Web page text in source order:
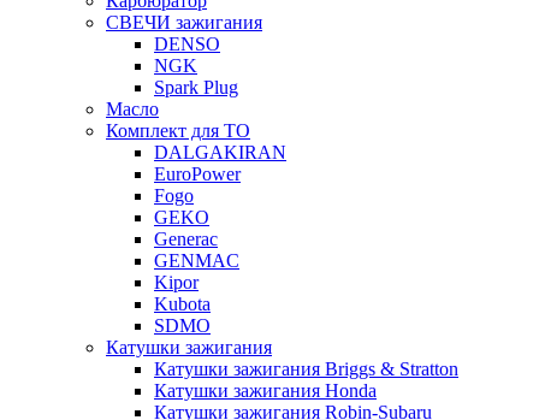
СВЕЧИ зажигания
DENSO
NGK
Spark Plug
Масло
Комплект для ТО
DALGAKIRAN
EuroPower
Fogo
GEKO
Generac
GENMAC
Kipor
Kubota
SDMO
Катушки зажигания
Катушки зажигания Briggs & Stratton
Катушки зажигания Honda
Катушки зажигания Robin-Subaru